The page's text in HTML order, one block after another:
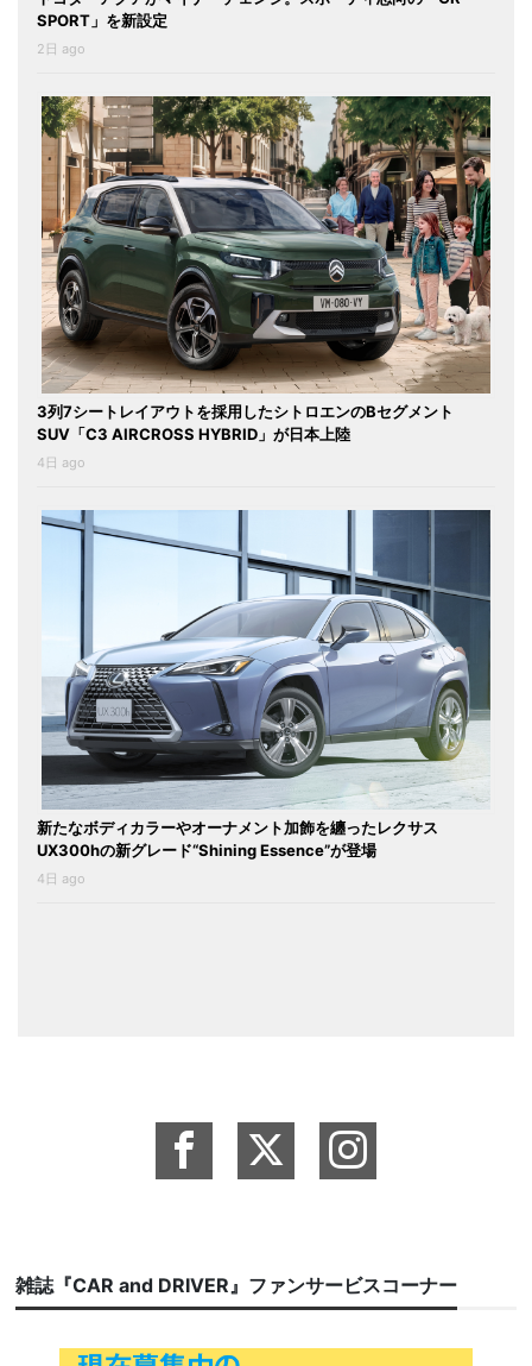
SPORT」を新設定
2日 ago
3列7シートレイアウトを採用したシトロエンのBセグメント
SUV「C3 AIRCROSS HYBRID」が日本上陸
4日 ago
新たなボディカラーやオーナメント加飾を纏ったレクサス
UX300hの新グレード“Shining Essence”が登場
4日 ago
雑誌『CAR and DRIVER』ファンサービスコーナー